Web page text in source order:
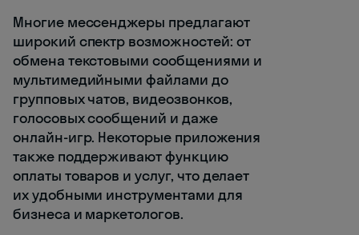
Многие мессенджеры предлагают
широкий спектр возможностей: от
обмена текстовыми сообщениями и
мультимедийными файлами до
групповых чатов, видеозвонков,
голосовых сообщений и даже
онлайн-игр. Некоторые приложения
также поддерживают функцию
оплаты товаров и услуг, что делает
их удобными инструментами для
бизнеса и маркетологов.